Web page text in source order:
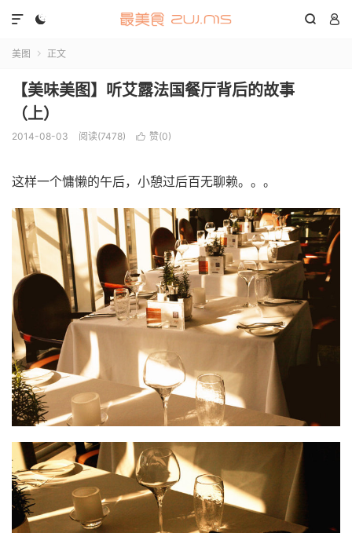
  

美图  正文
【美味美图】听艾露法国餐厅背后的故事
（上）
2014-08-03 阅读(7478)  赞(0)
这样一个慵懒的午后，小憩过后百无聊赖。。。